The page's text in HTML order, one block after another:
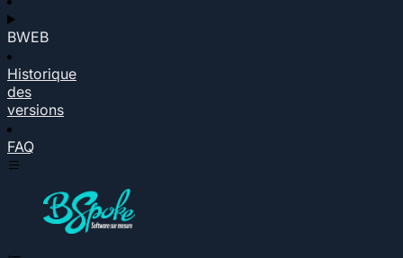
BWEB
Historique
des
versions
FAQ